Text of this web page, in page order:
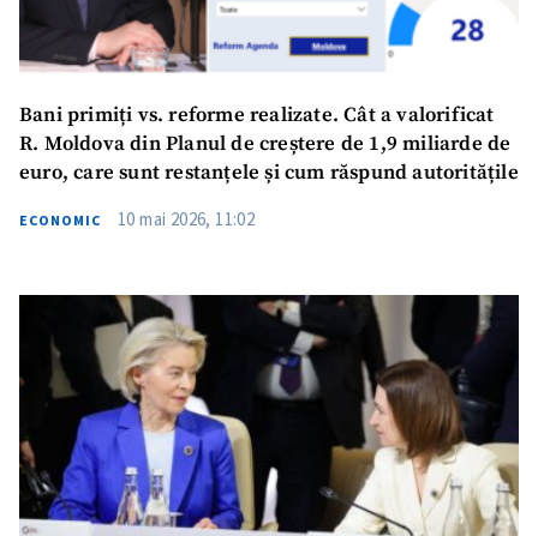
Bani primiți vs. reforme realizate. Cât a valorificat
R. Moldova din Planul de creștere de 1,9 miliarde de
euro, care sunt restanțele și cum răspund autoritățile
ECONOMIC 10 mai 2026, 11:02